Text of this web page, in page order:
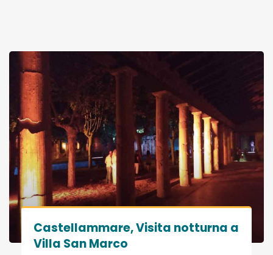
Castellammare, Visita notturna a
Villa San Marco